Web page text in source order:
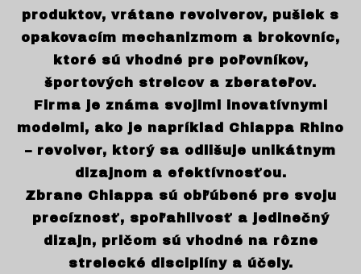
produktov, vrátane revolverov, pušiek s
opakovacím mechanizmom a brokovníc,
ktoré sú vhodné pre poľovníkov,
športových strelcov a zberateľov.
Firma je známa svojimi inovatívnymi
modelmi, ako je napríklad Chiappa Rhino
– revolver, ktorý sa odlišuje unikátnym
dizajnom a efektívnosťou.
Zbrane Chiappa sú obľúbené pre svoju
precíznosť, spoľahlivosť a jedinečný
dizajn, pričom sú vhodné na rôzne
strelecké disciplíny a účely.